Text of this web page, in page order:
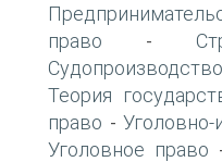
право -
Судопроизводство
Теория
право - Уголовно-
Уголовное право